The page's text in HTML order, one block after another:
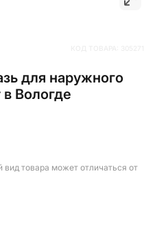
для наружного
Вологде
вид товара может отличаться от